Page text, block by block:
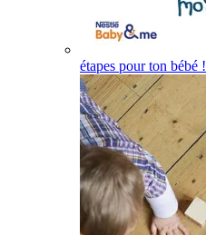
étapes pour ton bébé !